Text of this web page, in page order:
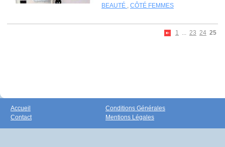
BEAUTÉ , CÔTÉ FEMMES
1 ... 23 24 25
Accueil
Contact
Conditions Générales
Mentions Légales